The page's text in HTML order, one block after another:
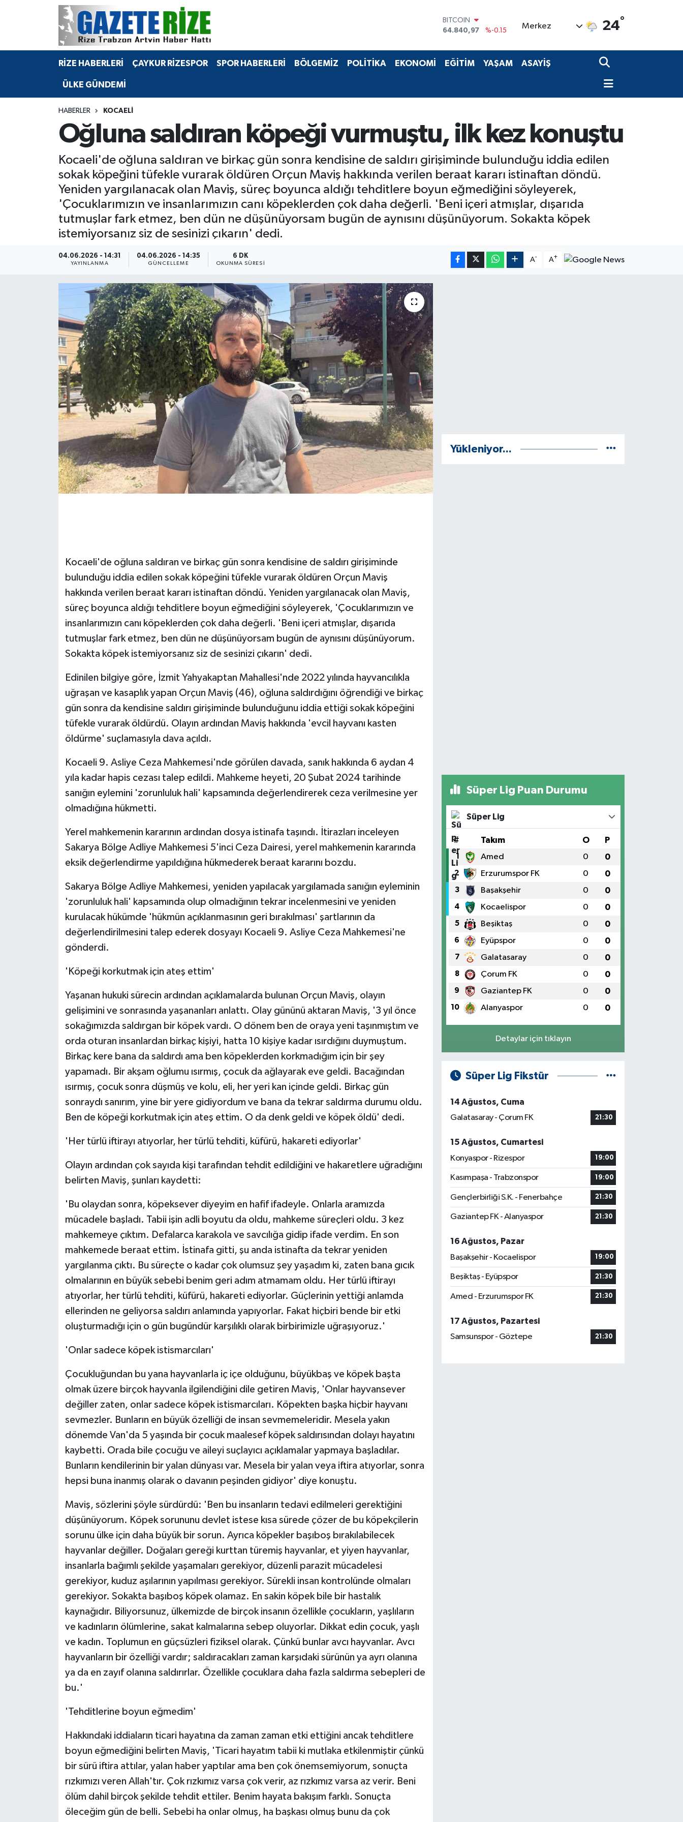
DOLAR
47,7436
%0.18
55,2510
%0.32
STERLİN
BITCOIN
64.840,97
%-0.15
Merkez 24°
RİZE HABERLERİ ÇAYKUR RİZESPOR SPOR HABERLERİ BÖLGEMİZ POLİTİKA EKONOMİ EĞİTİM YAŞAM ASAYİŞ
ÜLKE GÜNDEMİ
HABERLER KOCAELI
Oğluna saldıran köpeği vurmuştu, ilk kez konuştu
Kocaeli'de oğluna saldıran ve birkaç gün sonra kendisine de saldırı girişiminde bulunduğu iddia edilen
sokak köpeğini tüfekle vurarak öldüren Orçun Maviş hakkında verilen beraat kararı istinaftan döndü.
Yeniden yargılanacak olan Maviş, süreç boyunca aldığı tehditlere boyun eğmediğini söyleyerek,
'Çocuklarımızın ve insanlarımızın canı köpeklerden çok daha değerli. 'Beni içeri atmışlar, dışarıda
tutmuşlar fark etmez, ben dün ne düşünüyorsam bugün de aynısını düşünüyorum. Sokakta köpek
istemiyorsanız siz de sesinizi çıkarın' dedi.
04.06.2026 - 14:31
YAYINLANMA
04.06.2026 - 14:35
GÜNCELLEME
6 DK
OKUNMA SÜRESI
A- A+
Kocaeli'de oğluna saldıran ve birkaç gün sonra kendisine de saldırı girişiminde
bulunduğu iddia edilen sokak köpeğini tüfekle vurarak öldüren Orçun Maviş
hakkında verilen beraat kararı istinaftan döndü. Yeniden yargılanacak olan Maviş,
süreç boyunca aldığı tehditlere boyun eğmediğini söyleyerek, 'Çocuklarımızın ve
insanlarımızın canı köpeklerden çok daha değerli. 'Beni içeri atmışlar, dışarıda
tutmuşlar fark etmez, ben dün ne düşünüyorsam bugün de aynısını düşünüyorum.
Sokakta köpek istemiyorsanız siz de sesinizi çıkarın' dedi.
Edinilen bilgiye göre, İzmit Yahyakaptan Mahallesi'nde 2022 yılında hayvancılıkla
uğraşan ve kasaplık yapan Orçun Maviş (46), oğluna saldırdığını öğrendiği ve birkaç
gün sonra da kendisine saldırı girişiminde bulunduğunu iddia ettiği sokak köpeğini
tüfekle vurarak öldürdü. Olayın ardından Maviş hakkında 'evcil hayvanı kasten
öldürme' suçlamasıyla dava açıldı.
Kocaeli 9. Asliye Ceza Mahkemesi'nde görülen davada, sanık hakkında 6 aydan 4
yıla kadar hapis cezası talep edildi. Mahkeme heyeti, 20 Şubat 2024 tarihinde
sanığın eylemini 'zorunluluk hali' kapsamında değerlendirerek ceza verilmesine yer
olmadığına hükmetti.
Yerel mahkemenin kararının ardından dosya istinafa taşındı. İtirazları inceleyen
Sakarya Bölge Adliye Mahkemesi 5'inci Ceza Dairesi, yerel mahkemenin kararında
eksik değerlendirme yapıldığına hükmederek beraat kararını bozdu.
Sakarya Bölge Adliye Mahkemesi, yeniden yapılacak yargılamada sanığın eyleminin
'zorunluluk hali' kapsamında olup olmadığının tekrar incelenmesini ve yeniden
kurulacak hükümde 'hükmün açıklanmasının geri bırakılması' şartlarının da
değerlendirilmesini talep ederek dosyayı Kocaeli 9. Asliye Ceza Mahkemesi'ne
gönderdi.
'Köpeği korkutmak için ateş ettim'
Yaşanan hukuki sürecin ardından açıklamalarda bulunan Orçun Maviş, olayın
gelişimini ve sonrasında yaşananları anlattı. Olay gününü aktaran Maviş, '3 yıl önce
sokağımızda saldırgan bir köpek vardı. O dönem ben de oraya yeni taşınmıştım ve
orda oturan insanlardan birkaç kişiyi, hatta 10 kişiye kadar ısırdığını duymuştum.
Birkaç kere bana da saldırdı ama ben köpeklerden korkmadığım için bir şey
yapamadı. Bir akşam oğlumu ısırmış, çocuk da ağlayarak eve geldi. Bacağından
ısırmış, çocuk sonra düşmüş ve kolu, eli, her yeri kan içinde geldi. Birkaç gün
sonraydı sanırım, yine bir yere gidiyordum ve bana da tekrar saldırma durumu oldu.
Ben de köpeği korkutmak için ateş ettim. O da denk geldi ve köpek öldü' dedi.
'Her türlü iftirayı atıyorlar, her türlü tehditi, küfürü, hakareti ediyorlar'
Olayın ardından çok sayıda kişi tarafından tehdit edildiğini ve hakaretlere uğradığını
belirten Maviş, şunları kaydetti:
'Bu olaydan sonra, köpeksever diyeyim en hafif ifadeyle. Onlarla aramızda
mücadele başladı. Tabii işin adli boyutu da oldu, mahkeme süreçleri oldu. 3 kez
mahkemeye çıktım. Defalarca karakola ve savcılığa gidip ifade verdim. En son
mahkemede beraat ettim. İstinafa gitti, şu anda istinafta da tekrar yeniden
yargılanma çıktı. Bu süreçte o kadar çok olumsuz şey yaşadım ki, zaten bana gıcık
olmalarının en büyük sebebi benim geri adım atmamam oldu. Her türlü iftirayı
atıyorlar, her türlü tehditi, küfürü, hakareti ediyorlar. Güçlerinin yettiği anlamda
ellerinden ne geliyorsa saldırı anlamında yapıyorlar. Fakat hiçbiri bende bir etki
oluşturmadığı için o gün bugündür karşılıklı olarak birbirimizle uğraşıyoruz.'
'Onlar sadece köpek istismarcıları'
Çocukluğundan bu yana hayvanlarla iç içe olduğunu, büyükbaş ve köpek başta
olmak üzere birçok hayvanla ilgilendiğini dile getiren Maviş, 'Onlar hayvansever
değiller zaten, onlar sadece köpek istismarcıları. Köpekten başka hiçbir hayvanı
sevmezler. Bunların en büyük özelliği de insan sevmemeleridir. Mesela yakın
dönemde Van'da 5 yaşında bir çocuk maalesef köpek saldırısından dolayı hayatını
kaybetti. Orada bile çocuğu ve aileyi suçlayıcı açıklamalar yapmaya başladılar.
Bunların kendilerinin bir yalan dünyası var. Mesela bir yalan veya iftira atıyorlar, sonra
hepsi buna inanmış olarak o davanın peşinden gidiyor' diye konuştu.
Maviş, sözlerini şöyle sürdürdü: 'Ben bu insanların tedavi edilmeleri gerektiğini
düşünüyorum. Köpek sorununu devlet istese kısa sürede çözer de bu köpekçilerin
sorunu ülke için daha büyük bir sorun. Ayrıca köpekler başıboş bırakılabilecek
hayvanlar değiller. Doğaları gereği kurttan türemiş hayvanlar, et yiyen hayvanlar,
insanlarla bağımlı şekilde yaşamaları gerekiyor, düzenli parazit mücadelesi
gerekiyor, kuduz aşılarının yapılması gerekiyor. Sürekli insan kontrolünde olmaları
gerekiyor. Sokakta başıboş köpek olamaz. En sakin köpek bile bir hastalık
kaynağıdır. Biliyorsunuz, ülkemizde de birçok insanın özellikle çocukların, yaşlıların
ve kadınların ölümlerine, sakat kalmalarına sebep oluyorlar. Dikkat edin çocuk, yaşlı
ve kadın. Toplumun en güçsüzleri fiziksel olarak. Çünkü bunlar avcı hayvanlar. Avcı
hayvanların bir özelliği vardır; saldıracakları zaman karşıdaki sürünün ya ayrı olanına
ya da en zayıf olanına saldırırlar. Özellikle çocuklara daha fazla saldırma sebepleri de
bu.'
'Tehditlerine boyun eğmedim'
Hakkındaki iddiaların ticari hayatına da zaman zaman etki ettiğini ancak tehditlere
boyun eğmediğini belirten Maviş, 'Ticari hayatım tabii ki mutlaka etkilenmiştir çünkü
bir sürü iftira attılar, yalan haber yaptılar ama ben çok önemsemiyorum, sonuçta
rızkımızı veren Allah'tır. Çok rızkımız varsa çok verir, az rızkımız varsa az verir. Beni
ölüm dahil birçok şekilde tehdit ettiler. Benim hayata bakışım farklı. Sonuçta
öleceğim gün de belli. Sebebi ha onlar olmuş, ha başkası olmuş bunu da çok
Yükleniyor...
Süper Lig Puan Durumu
Süper Lig
# Takım O P
1 Amed 0 0
2 Erzurumspor FK 0 0
3 Başakşehir 0 0
4 Kocaelispor 0 0
5 Beşiktaş 0 0
6 Eyüpspor 0 0
7 Galatasaray 0 0
8 Çorum FK 0 0
9 Gaziantep FK 0 0
10 Alanyaspor 0 0
Detaylar için tıklayın
Süper Lig Fikstür
14 Ağustos, Cuma
Galatasaray - Çorum FK
21:30
15 Ağustos, Cumartesi
Konyaspor - Rizespor
19:00
Kasımpaşa - Trabzonspor 19:00
Gençlerbirliği S.K. - Fenerbahçe 21:30
Gaziantep FK - Alanyaspor 21:30
16 Ağustos, Pazar
Başakşehir - Kocaelispor
19:00
Beşiktaş - Eyüpspor 21:30
Amed - Erzurumspor FK 21:30
17 Ağustos, Pazartesi
Samsunspor - Göztepe
21:30
BÖLGEMİZ
Bilim Teknoloji
Advertising news
Canlı Maç
EĞİTİM
EKONOMİ
English News
Gayrimenkul
HABERDE İNSAN
İş Dünyası
Jandarma
MAGAZİN
Otomobil
POLİTİKA
SPOR HABERLERİ
TEKNOLOJİ
ÜLKE GÜNDEMİ
Yerel Haberler
Merkez Nöbetçi Eczaneler
Merkez Hava Durumu
Merkez Trafik Yoğunluk Haritası
Tüm Manşetler
Son Dakika Haberleri
Haber Arşivi